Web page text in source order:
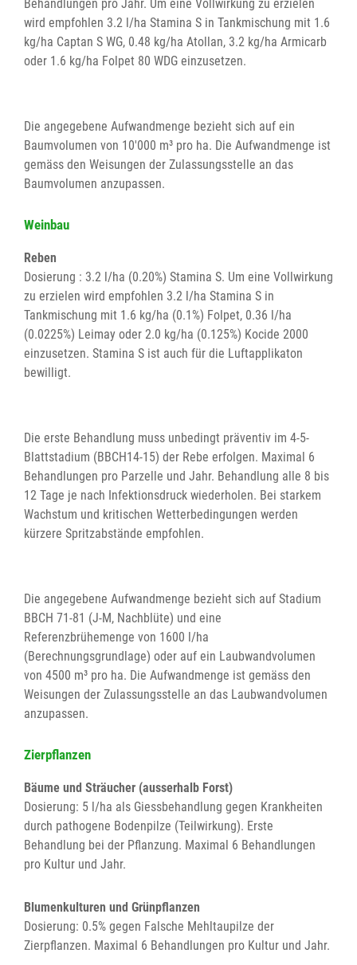
Behandlungen pro Jahr. Um eine Vollwirkung zu erzielen
wird empfohlen 3.2 l/ha Stamina S in Tankmischung mit 1.6
kg/ha Captan S WG, 0.48 kg/ha Atollan, 3.2 kg/ha Armicarb
oder 1.6 kg/ha Folpet 80 WDG einzusetzen.
Die angegebene Aufwandmenge bezieht sich auf ein
Baumvolumen von 10'000 m³ pro ha. Die Aufwandmenge ist
gemäss den Weisungen der Zulassungsstelle an das
Baumvolumen anzupassen.
Weinbau
Reben
Dosierung : 3.2 l/ha (0.20%) Stamina S. Um eine Vollwirkung
zu erzielen wird empfohlen 3.2 l/ha Stamina S in
Tankmischung mit 1.6 kg/ha (0.1%) Folpet, 0.36 l/ha
(0.0225%) Leimay oder 2.0 kg/ha (0.125%) Kocide 2000
einzusetzen. Stamina S ist auch für die Luftapplikaton
bewilligt.
Die erste Behandlung muss unbedingt präventiv im 4-5-
Blattstadium (BBCH14-15) der Rebe erfolgen. Maximal 6
Behandlungen pro Parzelle und Jahr. Behandlung alle 8 bis
12 Tage je nach Infektionsdruck wiederholen. Bei starkem
Wachstum und kritischen Wetterbedingungen werden
kürzere Spritzabstände empfohlen.
Die angegebene Aufwandmenge bezieht sich auf Stadium
BBCH 71-81 (J-M, Nachblüte) und eine
Referenzbrühemenge von 1600 l/ha
(Berechnungsgrundlage) oder auf ein Laubwandvolumen
von 4500 m³ pro ha. Die Aufwandmenge ist gemäss den
Weisungen der Zulassungsstelle an das Laubwandvolumen
anzupassen.
Zierpflanzen
Bäume und Sträucher (ausserhalb Forst)
Dosierung: 5 l/ha als Giessbehandlung gegen Krankheiten
durch pathogene Bodenpilze (Teilwirkung). Erste
Behandlung bei der Pflanzung. Maximal 6 Behandlungen
pro Kultur und Jahr.
Blumenkulturen und Grünpflanzen
Dosierung: 0.5% gegen Falsche Mehltaupilze der
Zierpflanzen. Maximal 6 Behandlungen pro Kultur und Jahr.